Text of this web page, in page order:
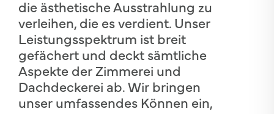
die ästhetische Ausstrahlung zu
verleihen, die es verdient. Unser
Leistungsspektrum ist breit
gefächert und deckt sämtliche
Aspekte der Zimmerei und
Dachdeckerei ab. Wir bringen
unser umfassendes Können ein,